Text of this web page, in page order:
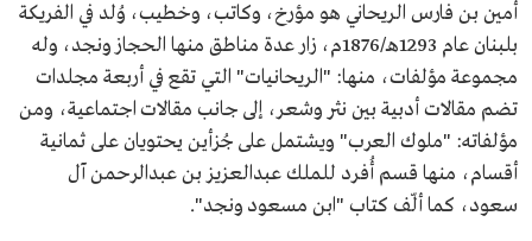
أمين بن فارس الريحاني هو مؤرخ، وكاتب، وخطيب، وُلد في الفريكة
بلبنان عام 1293هـ/1876م، زار عدة مناطق منها الحجاز ونجد، وله
مجموعة مؤلفات، منها: "الريحانيات" التي تقع في أربعة مجلدات
تضم مقالات أدبية بين نثر وشعر، إلى جانب مقالات اجتماعية، ومن
مؤلفاته: "ملوك العرب" ويشتمل على جُزأين يحتويان على ثمانية
أقسام، منها قسم أُفرد للملك عبدالعزيز بن عبدالرحمن آل
سعود، كما ألّف كتاب "ابن مسعود ونجد".